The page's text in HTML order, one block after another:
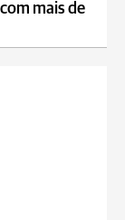
mais de